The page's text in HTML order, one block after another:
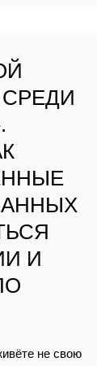
И
не свою